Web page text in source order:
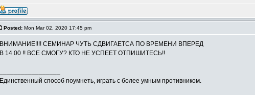
Posted: Mon Mar 02, 2020 17:45 pm
ВНИМАНИЕ!!!! СЕМИНАР ЧУТЬ СДВИГАЕТСА ПО ВРЕМЕНИ ВПЕРЕД
В 14 00 !! ВСЕ СМОГУ? КТО НЕ УСПЕЕТ ОТПИШИТЕСЬ!!
Единственный способ поумнеть, играть с более умным противником.